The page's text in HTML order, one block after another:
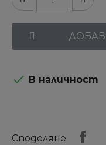
 В наличност
Споделяне